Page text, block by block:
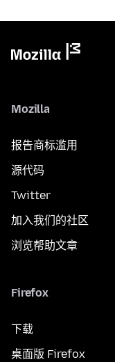
Mozilla
报告商标滥用
源代码
Twitter
加入我们的社区
浏览帮助文章
Firefox
下载
桌面版 Firefox